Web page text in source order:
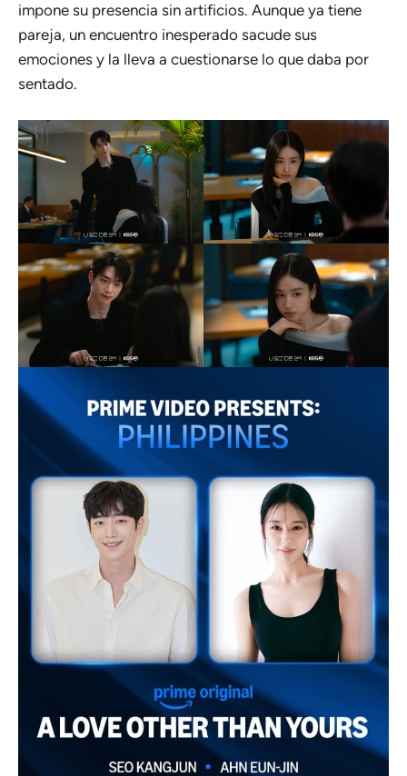
impone su presencia sin artificios. Aunque ya tiene
pareja, un encuentro inesperado sacude sus
emociones y la lleva a cuestionarse lo que daba por
sentado.